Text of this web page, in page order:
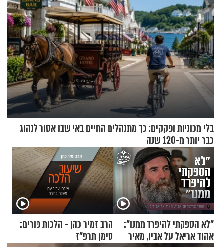
בלי מכוניות ופקקים: כך מתנהלים החיים באי שבו אסור לנהוג
כבר יותר מ-120 שנה
"לא הספקתי להיפרד ממנו":
אהוד אריאל על אביו, מאיר
הרב זמיר כהן - הלכות פורים:
סימן תרפ"ז